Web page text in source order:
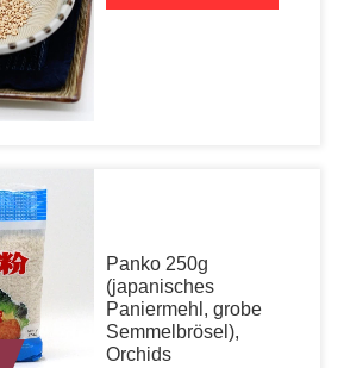
Panko 250g
(japanisches
Paniermehl, grobe
Semmelbrösel),
Orchids